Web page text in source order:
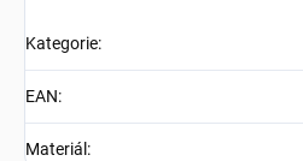
Kategorie:
EAN:
Materiál :